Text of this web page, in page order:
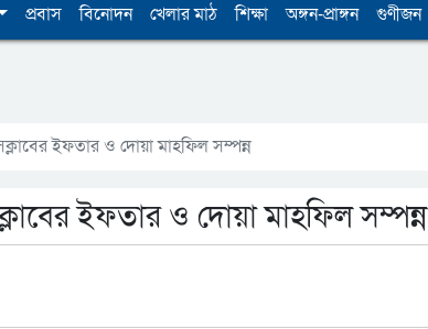
প্রবাস বিনোদন খেলার মাঠ শিক্ষা অঙ্গন-প্রাঙ্গন গুণীজন
ইফতার ও দোয়া মাহফিল সম্পন্ন
ইফতার ও দোয়া মাহফিল সম্পন্ন